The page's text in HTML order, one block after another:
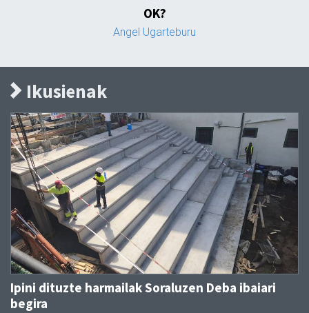
OK?
Angel Ugarteburu
Ikusienak
Ipini dituzte harmailak Soraluzen Deba ibaiari
begira